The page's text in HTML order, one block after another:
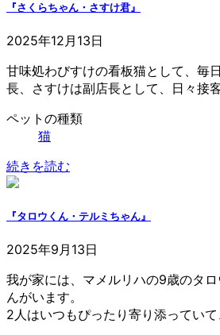
『さくらちゃん・さすけ君』
2025年12月13日
甘味処わびすけの看板猫として、毎
長、さすけは副店長として、日々接
ペットの種類
猫
続きを読む
『タロウくん・テルミちゃん』
2025年9月13日
我が家には、マメルリハの9歳のタ
んがいます。
2人はいつもぴったり寄り添ってい